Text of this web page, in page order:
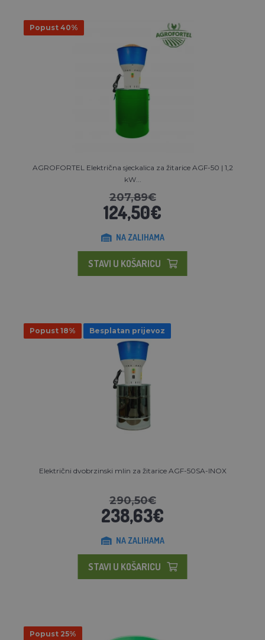
Popust 40%
AGROFORTEL Električna sjeckalica za žitarice AGF-50 | 1,2
kW...
207,89€
124,50€
NA ZALIHAMA
STAVI U KOŠARICU
Popust 18% Besplatan prijevoz
Električni dvobrzinski mlin za žitarice AGF-50SA-INOX
290,50€
238,63€
NA ZALIHAMA
STAVI U KOŠARICU
Popust 25%